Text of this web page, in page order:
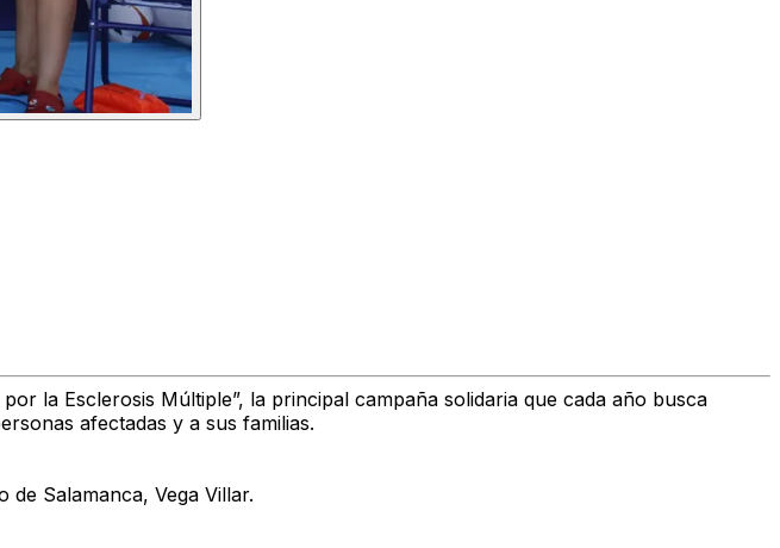
la Esclerosis Múltiple”, la principal campaña solidaria que cada año busca
afectadas y a sus familias.
Salamanca, Vega Villar.